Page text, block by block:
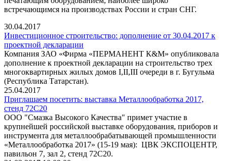
встречающимся на производствах России и стран СНГ.
30.04.2017
Инвестиционное строительство: дополнение от 30.04.2017 к
проектной декларации
Компания ЗАО «Фирма «ПЕРМАНЕНТ К&М» опубликовала
дополнение к проектной декларации на строительство трех
многоквартирных жилых домов I,II,III очереди в г. Бугульма
(Республика Татарстан).
25.04.2017
Приглашаем посетить: выставка Металлообработка 2017,
стенд 72C20
ООО "Смазка Высокого Качества" примет участие в
крупнейшей российской выставке оборудования, приборов и
инструмента для металлообрабатывающей промышленности
«Металлообработка 2017» (15-19 мая): ЦВК ЭКСПОЦЕНТР,
павильон 7, зал 2, стенд 72C20.